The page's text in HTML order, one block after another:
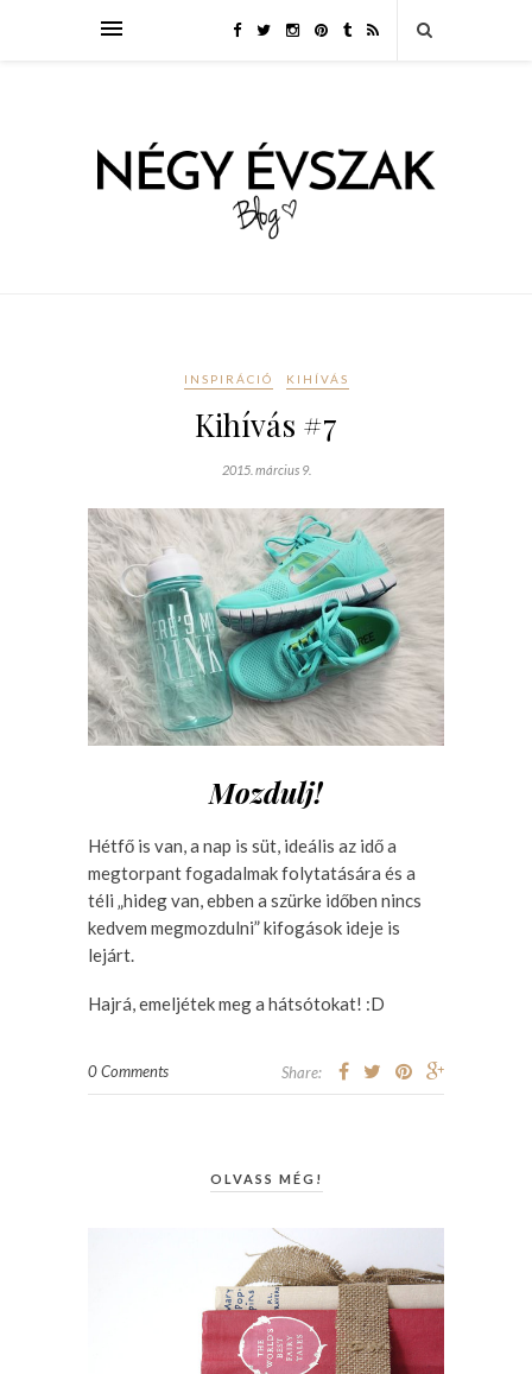
INSPIRÁCIÓ KIHÍVÁS
Kihívás #7
2015. március 9.
Mozdulj!
Hétfő is van, a nap is süt, ideális az idő a
megtorpant fogadalmak folytatására és a
téli „hideg van, ebben a szürke időben nincs
kedvem megmozdulni” kifogások ideje is
lejárt.
Hajrá, emeljétek meg a hátsótokat! :D
0 Comments Share:
OLVASS MÉG!